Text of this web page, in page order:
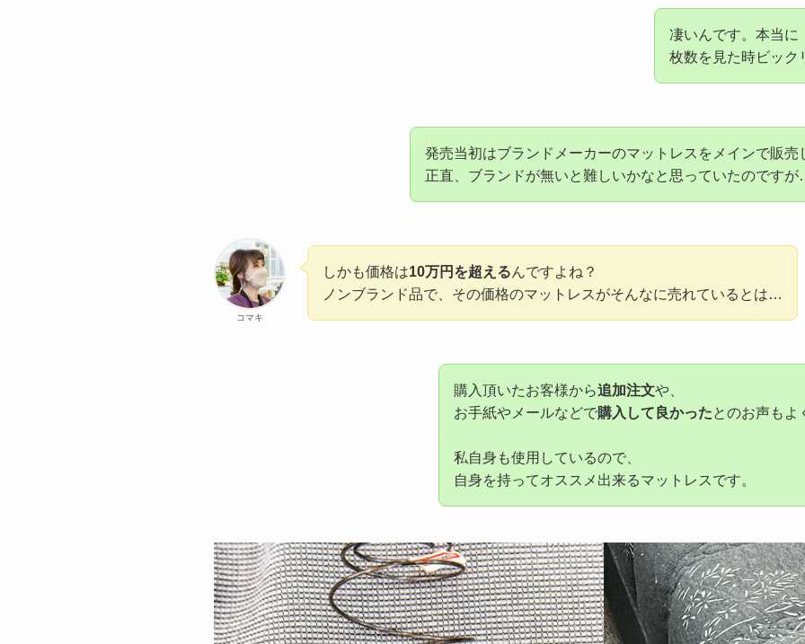
凄いんです。本当に
枚数を見た時ビック
発売当初はブランドメーカーのマットレスをメインで販売
正直、ブランドが無いと難しいかなと思っていたのです
コマキ
しかも価格は10万円を超えるんですよね？
ノンブランド品で、その価格のマットレスがそんなに売れているとは…
購入頂いたお客様から追加注文や、
お手紙やメールなどで購入して良かったとのお声もよ
私自身も使用しているので、
自身を持ってオススメ出来るマットレスです。